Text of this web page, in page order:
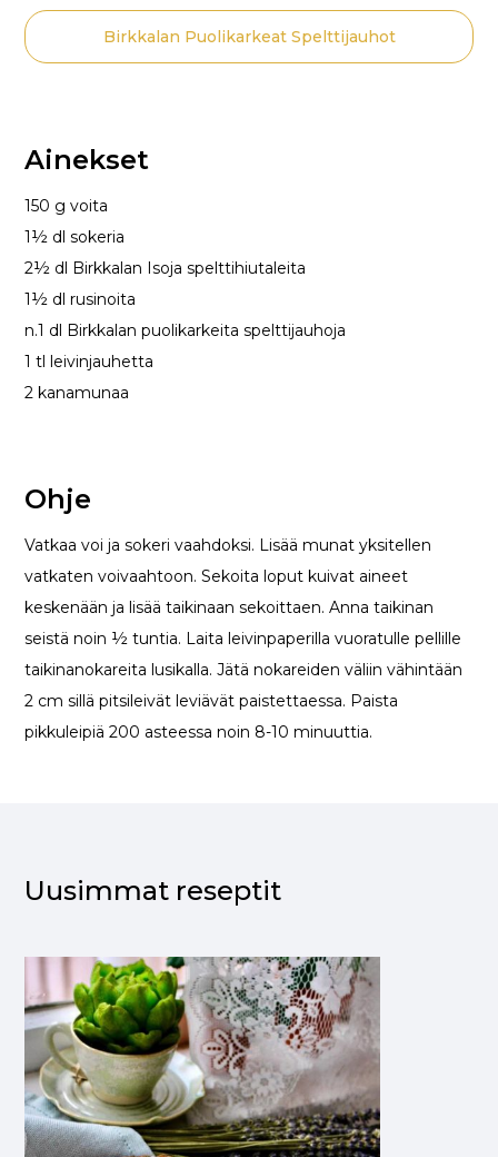
Birkkalan Puolikarkeat Spelttijauhot
Ainekset
150 g voita
1½ dl sokeria
2½ dl Birkkalan Isoja spelttihiutaleita
1½ dl rusinoita
n.1 dl Birkkalan puolikarkeita spelttijauhoja
1 tl leivinjauhetta
2 kanamunaa
Ohje
Vatkaa voi ja sokeri vaahdoksi. Lisää munat yksitellen
vatkaten voivaahtoon. Sekoita loput kuivat aineet
keskenään ja lisää taikinaan sekoittaen. Anna taikinan
seistä noin ½ tuntia. Laita leivinpaperilla vuoratulle pellille
taikinanokareita lusikalla. Jätä nokareiden väliin vähintään
2 cm sillä pitsileivät leviävät paistettaessa. Paista
pikkuleipiä 200 asteessa noin 8-10 minuuttia.
Uusimmat reseptit